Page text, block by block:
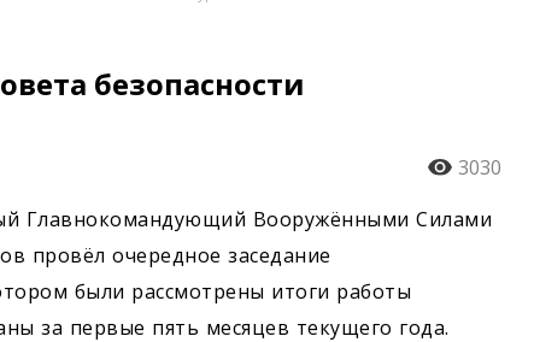
безопасности
3030
Главнокомандующий Вооружёнными Силами
провёл очередное заседание
были рассмотрены итоги работы
за первые пять месяцев текущего года.